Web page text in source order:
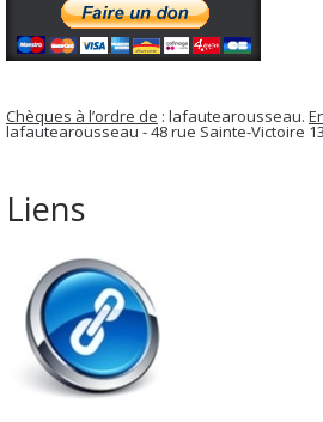
Chèques à l’ordre de : lafautearousseau.
lafautearousseau - 48 rue Sainte-Victoire
Liens